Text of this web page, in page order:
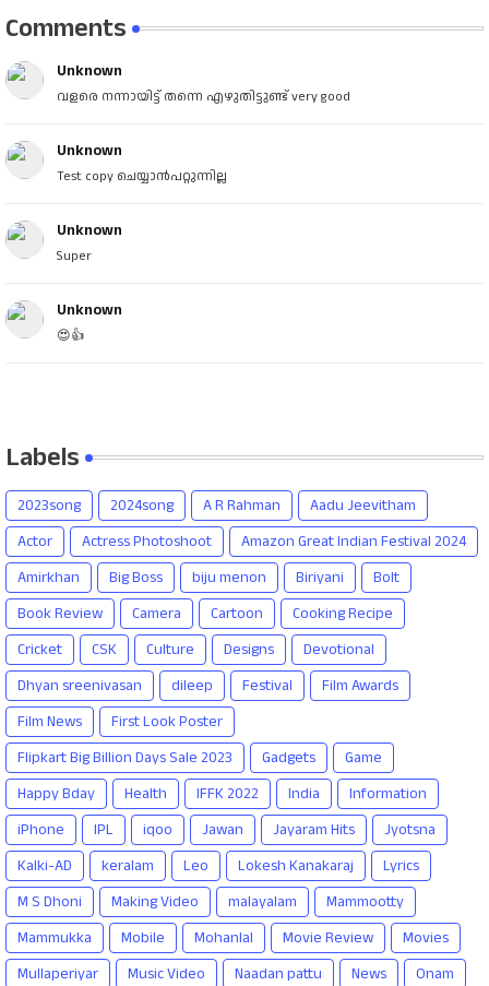
Comments
Unknown
വളരെ നന്നായിട്ട് തന്നെ എഴുതിട്ടുണ്ട് very good
Unknown
Test copy ചെയ്യാൻപറ്റുന്നില്ല
Unknown
Super
Unknown
😍👍
Labels
2023song 2024song A R Rahman
Aadu Jeevitham
Actor
Actress Photoshoot
Amazon Great Indian Festival 2024
Amirkhan
Big Boss biju menon Biriyani
Bolt
Book Review
Camera Cartoon
Cooking Recipe
Cricket
CSK Culture Designs
Devotional
Dhyan sreenivasan
dileep Festival
Film Awards
Film News
First Look Poster
Flipkart Big Billion Days Sale 2023
Gadgets
Game
Happy Bday
Health IFFK 2022 India
Information
iPhone
IPL iqoo Jawan Jayaram Hits
Jyotsna
Kalki-AD
keralam Leo Lokesh Kanakaraj
Lyrics
M S Dhoni
Making Video malayalam
Mammootty
Mammukka
Mobile Mohanlal Movie Review
Movies
Mullaperiyar
Music Video Naadan pattu News
Onam